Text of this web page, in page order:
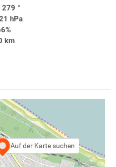
279 °
hPa
km
Auf der Karte suchen